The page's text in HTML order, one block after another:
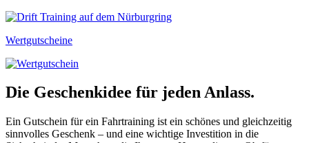
Wertgutscheine
Die Geschenkidee für jeden Anlass.
Ein Gutschein für ein Fahrtraining ist ein schönes und gleichzeitig
sinnvolles Geschenk – und eine wichtige Investition in die